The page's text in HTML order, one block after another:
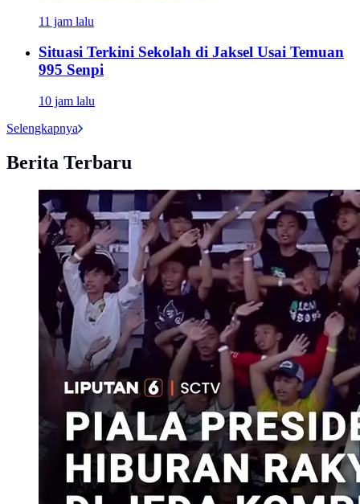
11 jam lalu
Situasi Terkini Sekolah di Jaksel Usai Temuan
995 Senpi
10 jam lalu
Selengkapnya
Berita Terbaru